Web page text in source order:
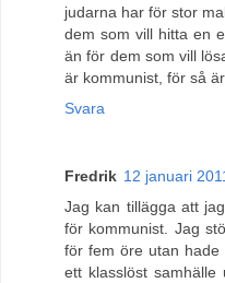
judarna har för stor
dem som vill hitta en
än för dem som vill
är kommunist, för så
Svara
Fredrik 12 januari
Jag kan tillägga att
för kommunist. Jag
för fem öre utan
ett klasslöst